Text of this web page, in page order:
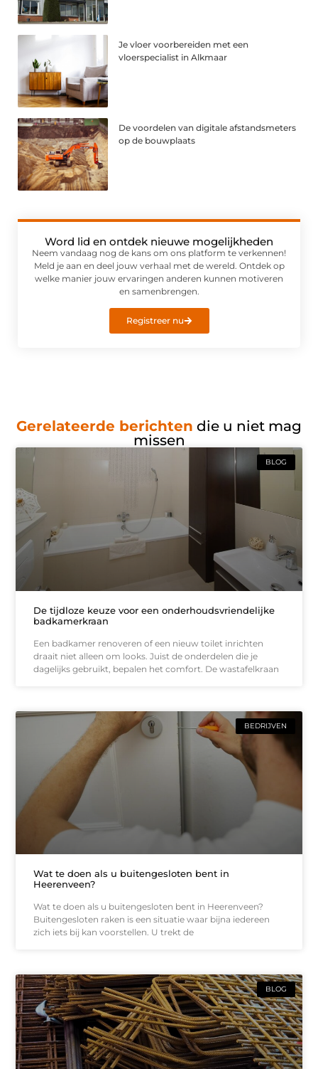
Je vloer voorbereiden met een
vloerspecialist in Alkmaar
De voordelen van digitale afstandsmeters
op de bouwplaats
Word lid en ontdek nieuwe mogelijkheden
Neem vandaag nog de kans om ons platform te verkennen!
Meld je aan en deel jouw verhaal met de wereld. Ontdek op
welke manier jouw ervaringen anderen kunnen motiveren
en samenbrengen.
Registreer nu
Gerelateerde berichten die u niet mag
missen
BLOG
De tijdloze keuze voor een onderhoudsvriendelijke
badkamerkraan
Een badkamer renoveren of een nieuw toilet inrichten
draait niet alleen om looks. Juist de onderdelen die je
dagelijks gebruikt, bepalen het comfort. De wastafelkraan
BEDRIJVEN
Wat te doen als u buitengesloten bent in
Heerenveen?
Wat te doen als u buitengesloten bent in Heerenveen?
Buitengesloten raken is een situatie waar bijna iedereen
zich iets bij kan voorstellen. U trekt de
BLOG